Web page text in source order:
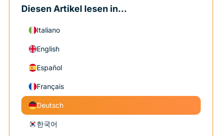
Diesen Artikel lesen in...
Italiano
English
Español
Français
Deutsch
한국어